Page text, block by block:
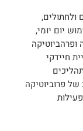
ולחתולים,
יום יומי,
ופרהביוטיקה
חיידקי
של פרוביוטיקה